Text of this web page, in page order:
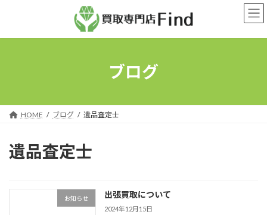
ン
ー
ブログ
HOME ブログ 遺品査定士
遺品査定士
お知らせ 出張買取について
2024年12月15日